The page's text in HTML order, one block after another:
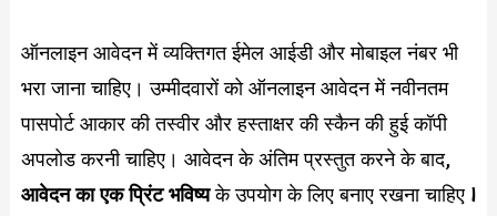
ऑनलाइन आवेदन में व्यक्तिगत ईमेल आईडी और मोबाइल नंबर भी
भरा जाना चाहिए। उम्मीदवारों को ऑनलाइन आवेदन में नवीनतम
पासपोर्ट आकार की तस्वीर और हस्ताक्षर की स्कैन की हुई कॉपी
अपलोड करनी चाहिए। आवेदन के अंतिम प्रस्तुत करने के बाद,
आवेदन का एक प्रिंट भविष्यके उपयोग के लिए बनाए रखना चाहिए l